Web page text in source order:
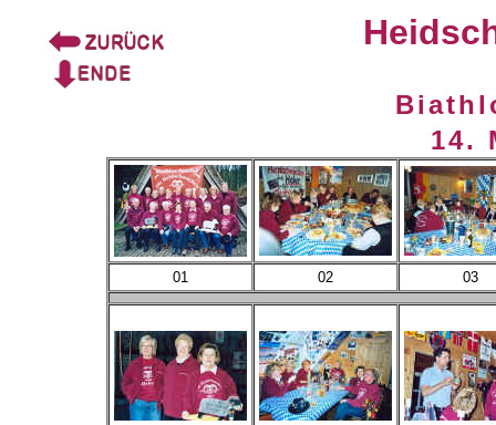
14.
01 02 03